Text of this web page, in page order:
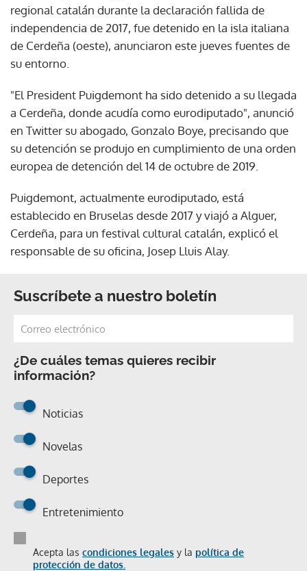
regional catalán durante la declaración fallida de
independencia de 2017, fue detenido en la isla italiana
de Cerdeña (oeste), anunciaron este jueves fuentes de
su entorno.
"El President Puigdemont ha sido detenido a su llegada
a Cerdeña, donde acudía como eurodiputado", anunció
en Twitter su abogado, Gonzalo Boye, precisando que
su detención se produjo en cumplimiento de una orden
europea de detención del 14 de octubre de 2019.
Puigdemont, actualmente eurodiputado, está
establecido en Bruselas desde 2017 y viajó a Alguer,
Cerdeña, para un festival cultural catalán, explicó el
responsable de su oficina, Josep Lluis Alay.
Suscríbete a nuestro boletín
¿De cuáles temas quieres recibir
información?
Noticias
Novelas
Deportes
Entretenimiento
Acepta las condiciones legales y la política de
protección de datos.